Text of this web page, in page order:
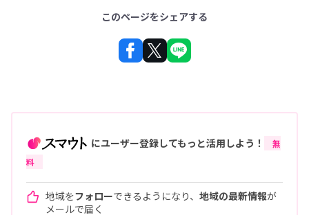
このページをシェアする
にユーザー登録してもっと活用しよう！
無
料
地域をフォローできるようになり、 地域の最新情報が
メールで届く